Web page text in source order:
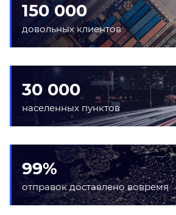
150 000
довольных клиентов
30 000
населенных пунктов
99%
отправок доставлено вовремя